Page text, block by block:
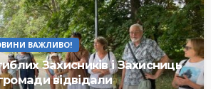
ВАЖЛИВО!
Захисників і Захисниць
відвідали